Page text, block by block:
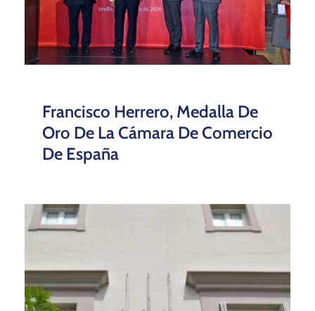
Francisco Herrero, Medalla De
Oro De La Cámara De Comercio
De España